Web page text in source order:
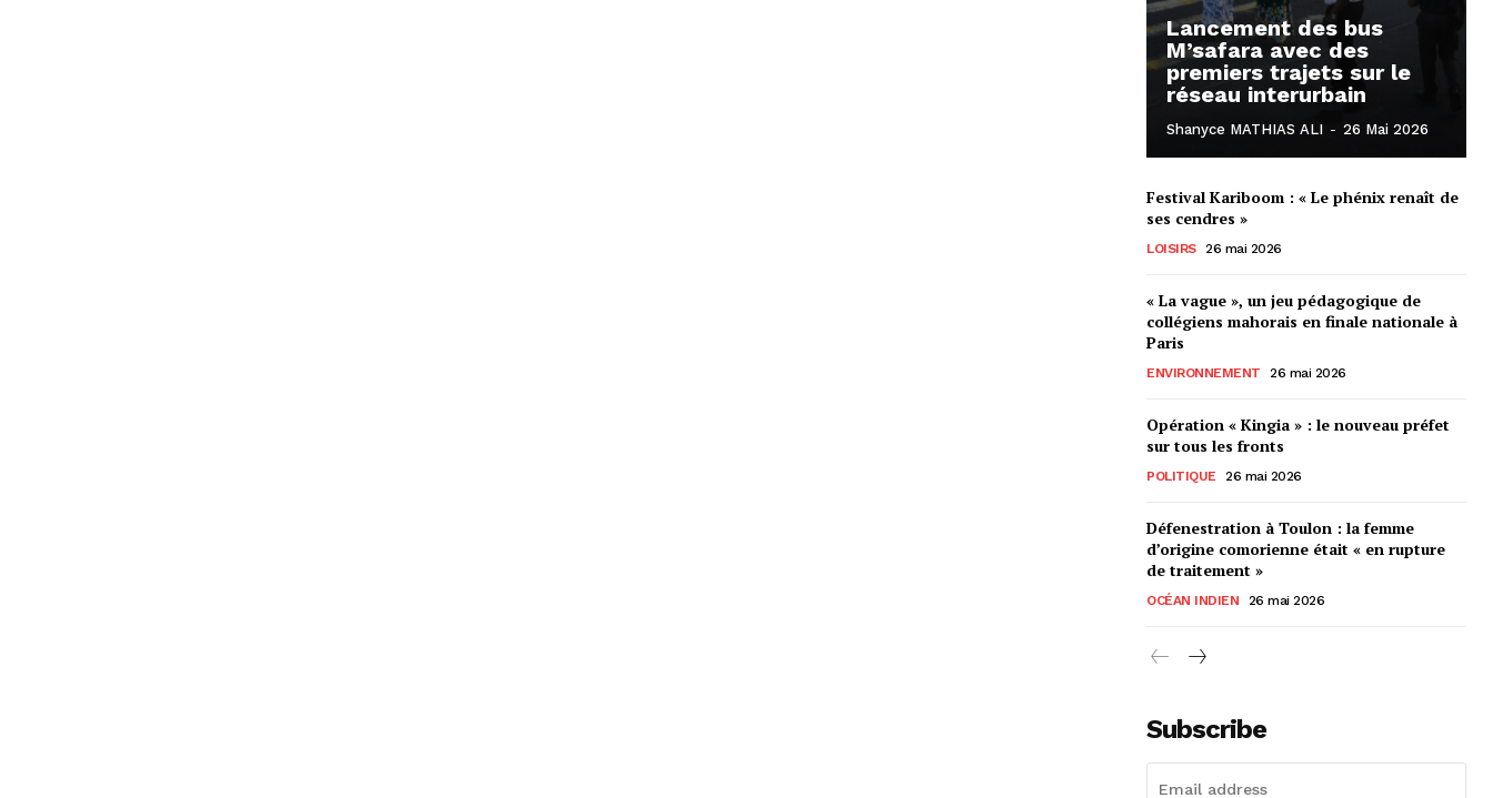
Lancement des bus
M’safara avec des
premiers trajets sur le
réseau interurbain
Shanyce MATHIAS ALI - 26 Mai 2026
Festival Kariboom : « Le phénix renaît de
ses cendres »
LOISIRS 26 mai 2026
« La vague », un jeu pédagogique de
collégiens mahorais en finale nationale à
Paris
ENVIRONNEMENT 26 mai 2026
Opération « Kingia » : le nouveau préfet
sur tous les fronts
POLITIQUE 26 mai 2026
Défenestration à Toulon : la femme
d’origine comorienne était « en rupture
de traitement »
OCÉAN INDIEN 26 mai 2026
Subscribe